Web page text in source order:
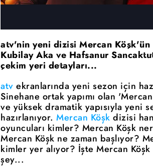
atv'nin yeni dizisi Mercan
Kubilay Aka ve Hafsanur
çekim yeri detayları...
atv ekranlarında yeni sezon için
Sinehane ortak yapımı olan
ve yüksek dramatik yapısıyla yeni
hazırlanıyor. Mercan Köşk dizisi
oyuncuları kimler? Mercan Köşk
Mercan Köşk ne zaman başlıyor?
kimler yer alıyor? İşte Mercan
şey...